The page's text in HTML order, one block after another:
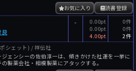
読書登録
お気に入り
良
-
0.00pt
0.00pt
4.00pt
0件
0件
2件
シェット) / 祥伝社
ェンシーの佐伯淳一は、傾きかけた社運を一挙に
製薬会社・相模製薬にアタックする。